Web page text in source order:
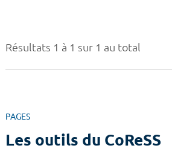
Résultats 1 à 1 sur 1 au total
PAGES
Les outils du CoReSS